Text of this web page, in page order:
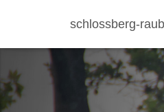
schlossberg-